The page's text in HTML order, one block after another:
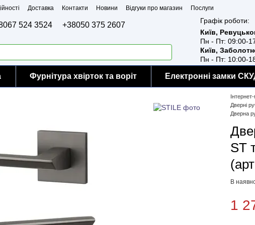
Доставка Контакти Новини Відгуки про магазин
Послуги
524 3524 +38050 375 2607
Графік роботи:
Київ,
Пн - Пт: 09:00-
Київ,
Пн - Пт: 10:00-
Фурнітура хвірток та воріт Електронні замки
Дверні
Дверна
ST
В
1